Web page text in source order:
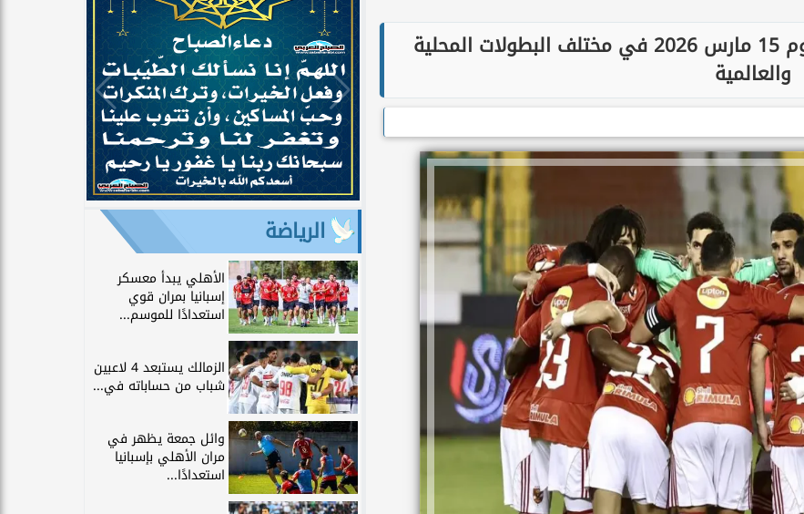
مواجهات قوية.. مواعيد مباريات اليوم 15 مارس 2026 في مختلف البطولات المحلية
والعالمية
الرياضة
الأهلي يبدأ معسكر
إسبانيا بمران قوي
استعدادًا للموسم...
الزمالك يستبعد 4 لاعبين
شباب من حساباته في...
وائل جمعة يظهر في
مران الأهلي بإسبانيا
استعدادًا...